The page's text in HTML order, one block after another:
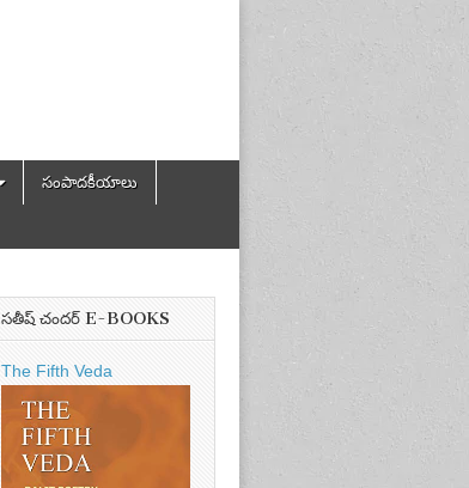
సంపాదకీయాలు
సతీష్ చందర్ E-BOOKS
The Fifth Veda